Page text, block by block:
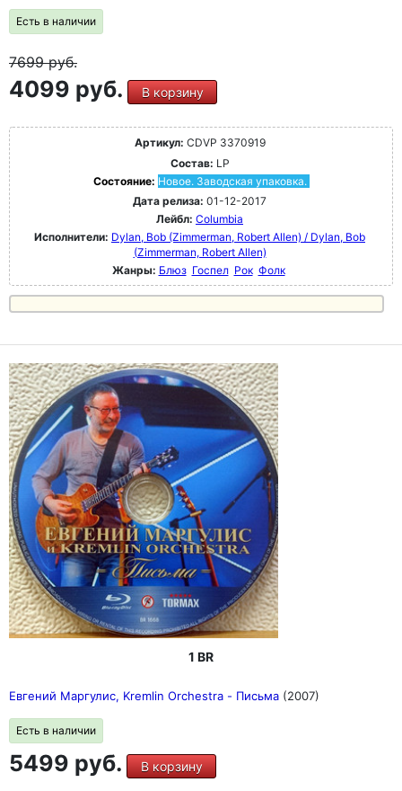
Есть в наличии
7699руб.
4099 руб. В корзину
Артикул: CDVP 3370919
Состав: LP
Состояние: Новое. Заводская упаковка.
Дата релиза: 01-12-2017
Лейбл: Columbia
Исполнители: Dylan, Bob (Zimmerman, Robert Allen) / Dylan, Bob
(Zimmerman, Robert Allen)
Жанры: Блюз Госпел Рок Фолк
1 BR
Евгений Маргулис, Kremlin Orchestra - Письма (2007)
Есть в наличии
5499 руб. В корзину